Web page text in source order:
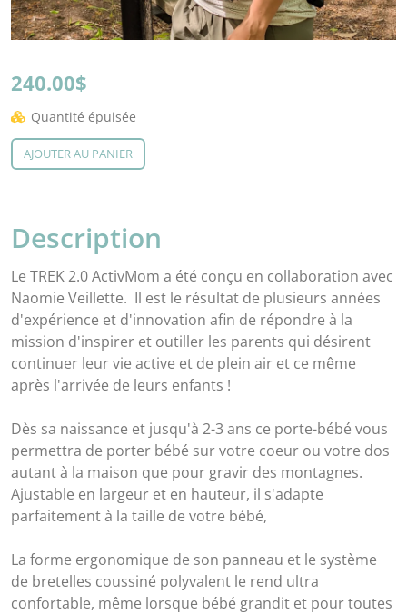
240.00$
Quantité épuisée
AJOUTER AU PANIER
Description
Le TREK 2.0 ActivMom a été conçu en collaboration avec
Naomie Veillette. Il est le résultat de plusieurs années
d'expérience et d'innovation afin de répondre à la
mission d'inspirer et outiller les parents qui désirent
continuer leur vie active et de plein air et ce même
après l'arrivée de leurs enfants !
Dès sa naissance et jusqu'à 2-3 ans ce porte-bébé vous
permettra de porter bébé sur votre coeur ou votre dos
autant à la maison que pour gravir des montagnes.
Ajustable en largeur et en hauteur, il s'adapte
parfaitement à la taille de votre bébé,
La forme ergonomique de son panneau et le système
de bretelles coussiné polyvalent le rend ultra
confortable, même lorsque bébé grandit et pour toutes